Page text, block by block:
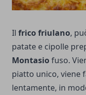
Il frico friulano,
patate e cipolle
Montasio fuso.
piatto unico, viene
lentamente, in